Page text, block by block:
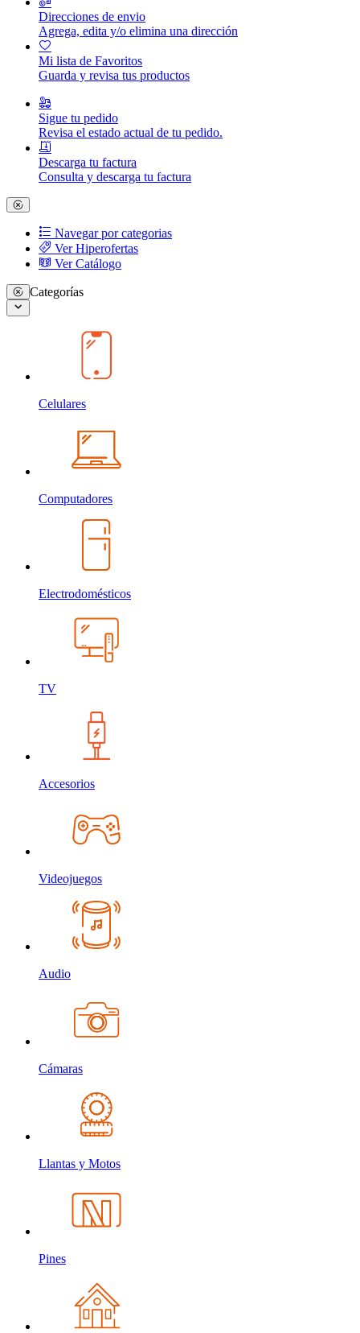
Direcciones de envio
Agrega, edita y/o elimina una dirección
Mi lista de Favoritos
Guarda y revisa tus productos
Sigue tu pedido
Revisa el estado actual de tu pedido.
Descarga tu factura
Consulta y descarga tu factura
Navegar por categorias
Ver Hiperofertas
Ver Catálogo
Categorías
Celulares
Computadores
Electrodomésticos
TV
Accesorios
Videojuegos
Audio
Cámaras
Llantas y Motos
Pines